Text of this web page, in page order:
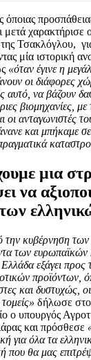
όποιας
χαρακτήρισε
Τσακλόγλου,
μία ιστορική
«όταν έγινε η
οι διάφορες
αυτό, να βάζουν
βιομηχανίες, με
οι ανταγωνιστές
και μπήκαμε
μια
να
την κυβέρνηση
των ευρωπαϊκών
εξάγει
προϊόντων,
και δυστυχώς,
δήλωσε
ο υπουργός
και πρόσθεσε
για όλα τα
που θα μας